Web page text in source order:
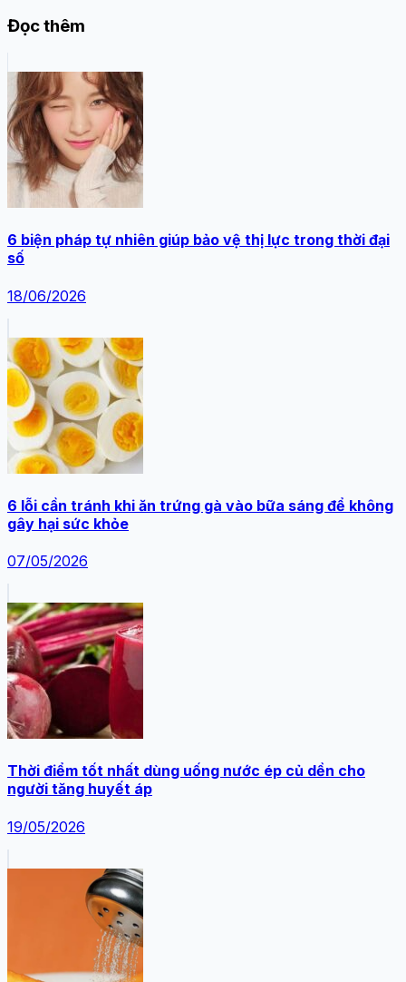
Đọc thêm
6 biện pháp tự nhiên giúp bảo vệ thị lực trong thời đại
số
18/06/2026
6 lỗi cần tránh khi ăn trứng gà vào bữa sáng để không
gây hại sức khỏe
07/05/2026
Thời điểm tốt nhất dùng uống nước ép củ dền cho
người tăng huyết áp
19/05/2026